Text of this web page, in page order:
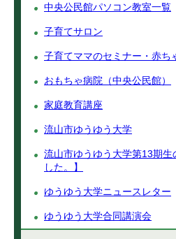
中央公民館パソコン教室一覧
子育てサロン
子育てママのセミナー・赤ち
おもちゃ病院（中央公民館）
家庭教育講座
流山市ゆうゆう大学
流山市ゆうゆう大学第13期生
した。】
ゆうゆう大学ニュースレター
ゆうゆう大学合同講演会